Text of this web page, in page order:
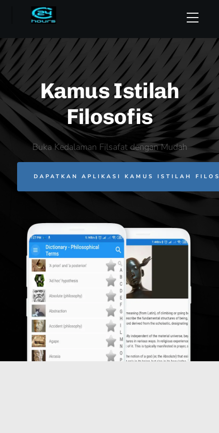
Kamus Istilah
Filosofis
Buka Kedalaman Filsafat dengan Mudah
DAPATKAN APLIKASI KAMUS ISTILAH